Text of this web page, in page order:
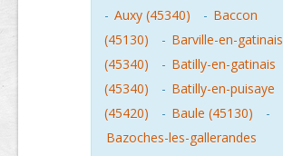
- Auxy (45340) - Baccon
(45130)
- Barville-en-gatinais
(45340)
- Batilly-en-gatinais
(45340)
- Batilly-en-puisaye
(45420)
- Baule (45130)
-
Bazoches-les-gallerandes